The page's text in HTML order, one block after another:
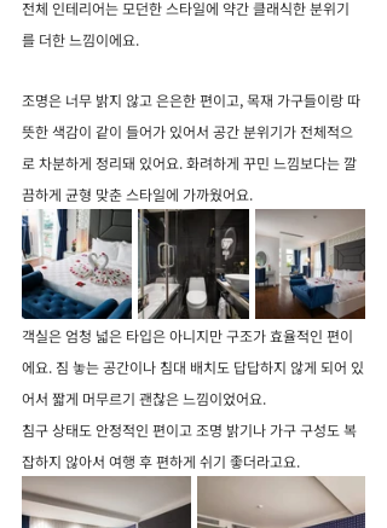
전체 인테리어는 모던한 스타일에 약간 클래식한 분위기
를 더한 느낌이에요.
조명은 너무 밝지 않고 은은한 편이고, 목재 가구들이랑 따
뜻한 색감이 같이 들어가 있어서 공간 분위기가 전체적으
로 차분하게 정리돼 있어요. 화려하게 꾸민 느낌보다는 깔
끔하게 균형 맞춘 스타일에 가까웠어요.
객실은 엄청 넓은 타입은 아니지만 구조가 효율적인 편이
에요. 짐 놓는 공간이나 침대 배치도 답답하지 않게 되어 있
어서 짧게 머무르기 괜찮은 느낌이었어요.
침구 상태도 안정적인 편이고 조명 밝기나 가구 구성도 복
잡하지 않아서 여행 후 편하게 쉬기 좋더라고요.